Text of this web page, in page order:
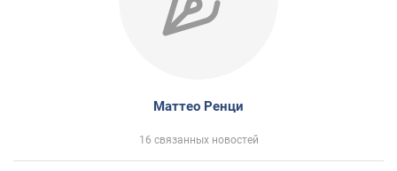
Маттео Ренци
16 связанных новостей